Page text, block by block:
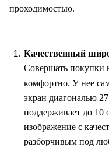
проходимостью.
Качественный
Совершать покупки
комфортно. У нее
экран диагональю
поддерживает до 10
изображение с
разборчивым под